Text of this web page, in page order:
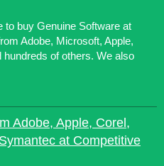
to buy Genuine Software at
Adobe, Microsoft, Apple,
of others. We also
Adobe, Apple, Corel,
at Competitive